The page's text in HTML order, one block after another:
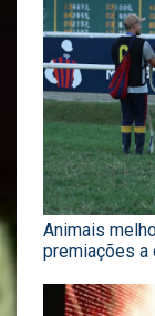
Animais
premiações a